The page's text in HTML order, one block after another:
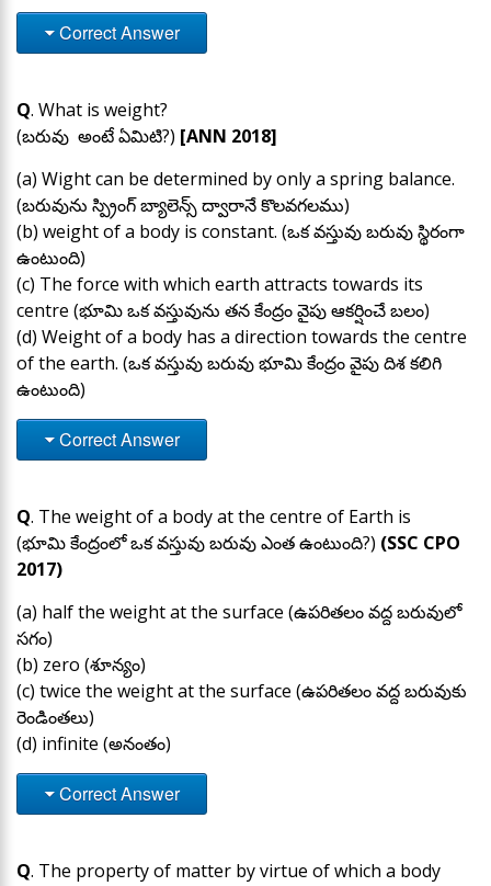
Correct Answer
Q. What is weight?
(బరువు అంటే ఏమిటి?) [ANN 2018]
(a) Wight can be determined by only a spring balance.
(బరువును స్ప్రింగ్ బ్యాలెన్స్ ద్వారానే కొలవగలము)
(b) weight of a body is constant. (ఒక వస్తువు బరువు స్థిరంగా
ఉంటుంది)
(c) The force with which earth attracts towards its
centre (భూమి ఒక వస్తువును తన కేంద్రం వైపు ఆకర్షించే బలం)
(d) Weight of a body has a direction towards the centre
of the earth. (ఒక వస్తువు బరువు భూమి కేంద్రం వైపు దిశ కలిగి
ఉంటుంది)
Correct Answer
Q. The weight of a body at the centre of Earth is
(భూమి కేంద్రంలో ఒక వస్తువు బరువు ఎంత ఉంటుంది?) (SSC CPO
2017)
(a) half the weight at the surface (ఉపరితలం వద్ద బరువులో
సగం)
(b) zero (శూన్యం)
(c) twice the weight at the surface (ఉపరితలం వద్ద బరువుకు
రెండింతలు)
(d) infinite (అనంతం)
Correct Answer
Q. The property of matter by virtue of which a body